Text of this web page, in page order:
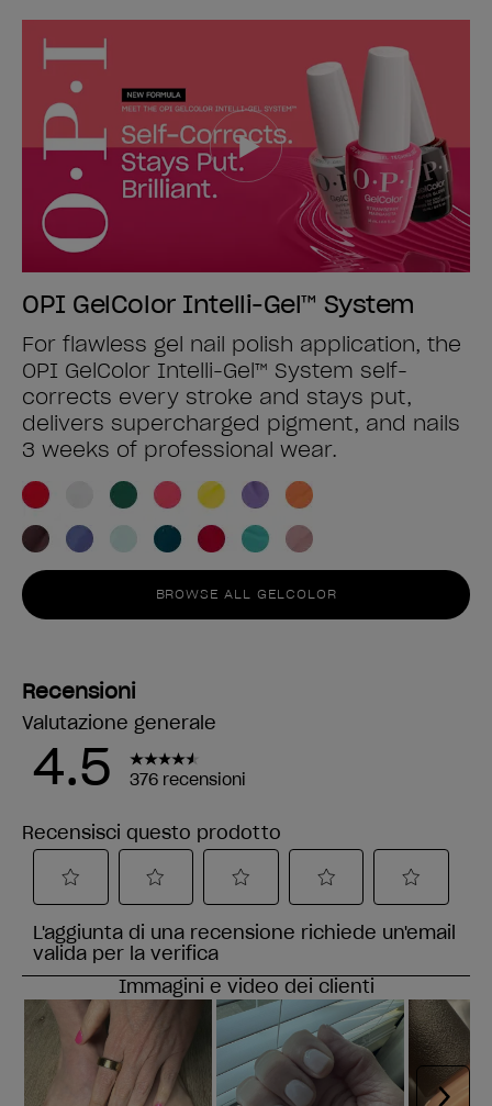
OPI GelColor Intelli-Gel™ System
For flawless gel nail polish application, the
OPI GelColor Intelli-Gel™ System self-
corrects every stroke and stays put,
delivers supercharged pigment, and nails
3 weeks of professional wear.
BROWSE ALL GELCOLOR